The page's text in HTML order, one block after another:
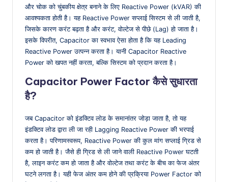
और चोक को चुंबकीय क्षेत्र बनाने के लिए Reactive Power (kVAR) की
आवश्यकता होती है। यह Reactive Power सप्लाई सिस्टम से ली जाती है,
जिसके कारण करंट बढ़ता है और करंट, वोल्टेज से पीछे (Lag) हो जाता है।
इसके विपरीत, Capacitor का स्वभाव ऐसा होता है कि यह Leading
Reactive Power उत्पन्न करता है। यानी Capacitor Reactive
Power को खपत नहीं करता, बल्कि सिस्टम को प्रदान करता है।
Capacitor Power Factor कैसे सुधारता
है?
जब Capacitor को इंडक्टिव लोड के समानांतर जोड़ा जाता है, तो यह
इंडक्टिव लोड द्वारा ली जा रही Lagging Reactive Power की भरपाई
करता है। परिणामस्वरूप, Reactive Power की कुल मांग सप्लाई ग्रिड से
कम हो जाती है। जैसे ही ग्रिड से ली जाने वाली Reactive Power घटती
है, लाइन करंट कम हो जाता है और वोल्टेज तथा करंट के बीच का फेज अंतर
घटने लगता है। यही फेज अंतर कम होने की प्रक्रिया Power Factor को